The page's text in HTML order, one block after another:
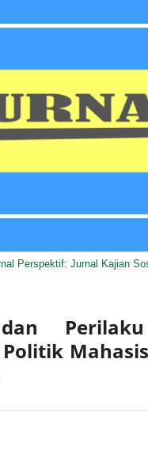
Perspektif: Jurnal Kajian